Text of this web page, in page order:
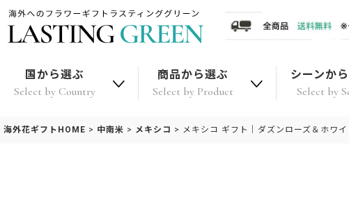
国から選ぶ
Select by Country
商品から選ぶ
Select by Product
シーンか
Select by
海外花ギフトHOME > 中南米 > メキシコ > メキシコ ギフト｜ダズンローズ＆ホワ